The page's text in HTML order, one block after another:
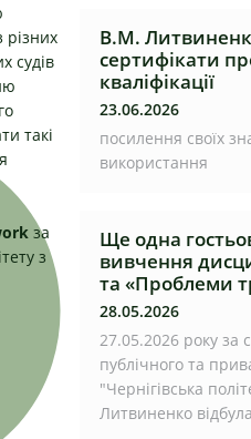
різних
судів
такі
за
з
В.М.
сертифікати
кваліфікації
23.06.2026
посилення своїх
використання
Ще одна
вивчення
та «Проблеми
28.05.2026
27.05.2026 року за
публічного та
"Чернігівська
Литвиненко